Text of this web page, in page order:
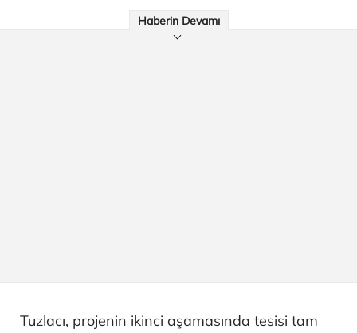
Haberin Devamı
Tuzlacı, projenin ikinci aşamasında tesisi tam